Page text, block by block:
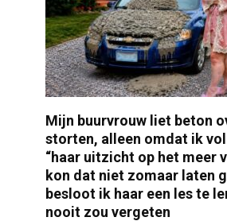
Mijn buurvrouw liet beton
storten, alleen omdat ik
“haar uitzicht op het meer
kon dat niet zomaar laten
besloot ik haar een les te
nooit zou vergeten